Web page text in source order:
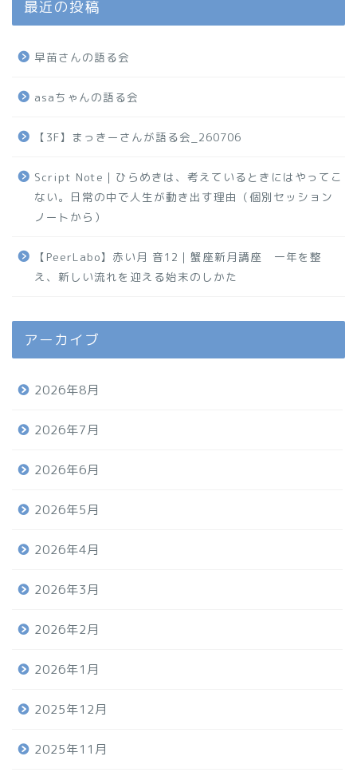
最近の投稿
早苗さんの語る会
asaちゃんの語る会
【3F】まっきーさんが語る会_260706
Script Note｜ひらめきは、考えているときにはやってこ
ない。日常の中で人生が動き出す理由（個別セッション
ノートから）
【PeerLabo】赤い月 音12｜蟹座新月講座 一年を整
え、新しい流れを迎える始末のしかた
アーカイブ
2026年8月
2026年7月
2026年6月
2026年5月
2026年4月
2026年3月
2026年2月
2026年1月
2025年12月
2025年11月